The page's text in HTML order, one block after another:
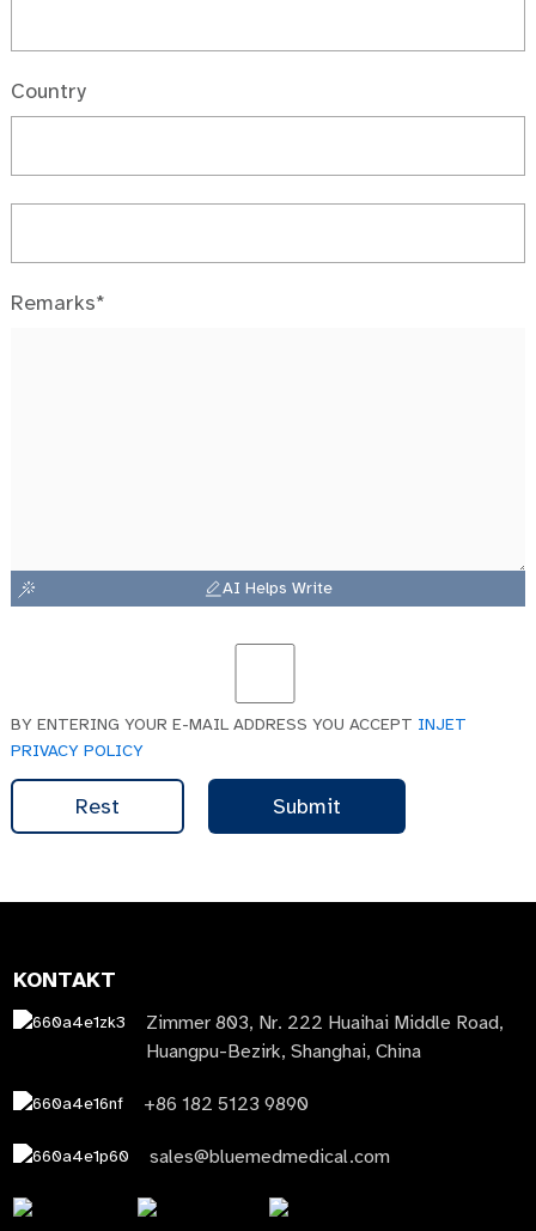
Country
Remarks*
AI Helps Write
BY ENTERING YOUR E-MAIL ADDRESS YOU ACCEPT INJET
PRIVACY POLICY
Rest Submit
KONTAKT
Zimmer 803, Nr. 222 Huaihai Middle Road,
Huangpu-Bezirk, Shanghai, China
+86 182 5123 9890
sales@bluemedmedical.com